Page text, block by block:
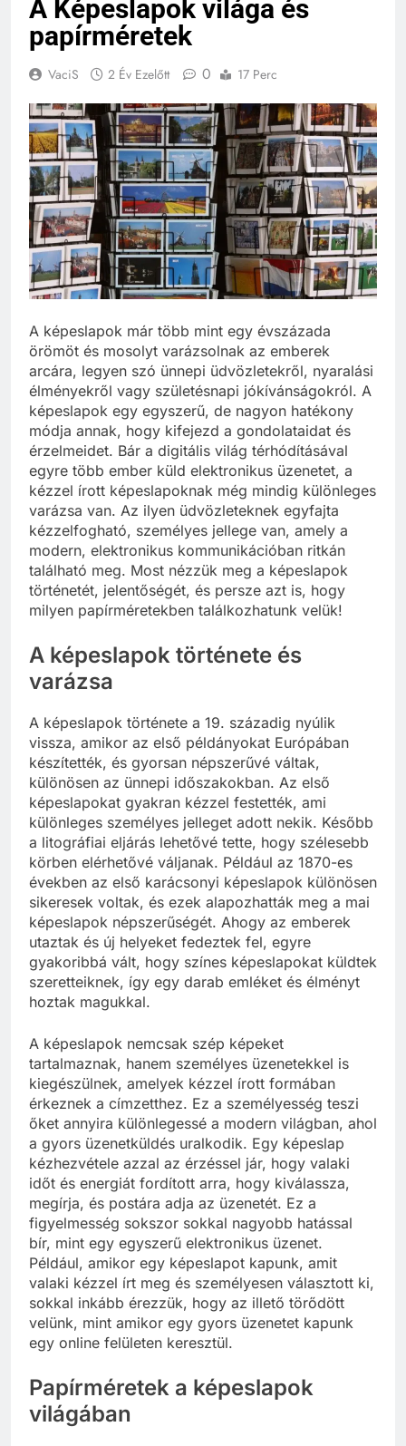
A Képeslapok világa és
papírméretek
VaciS 2 Év Ezelőtt 0 17 Perc
A képeslapok már több mint egy évszázada
örömöt és mosolyt varázsolnak az emberek
arcára, legyen szó ünnepi üdvözletekről, nyaralási
élményekről vagy születésnapi jókívánságokról. A
képeslapok egy egyszerű, de nagyon hatékony
módja annak, hogy kifejezd a gondolataidat és
érzelmeidet. Bár a digitális világ térhódításával
egyre több ember küld elektronikus üzenetet, a
kézzel írott képeslapoknak még mindig különleges
varázsa van. Az ilyen üdvözleteknek egyfajta
kézzelfogható, személyes jellege van, amely a
modern, elektronikus kommunikációban ritkán
található meg. Most nézzük meg a képeslapok
történetét, jelentőségét, és persze azt is, hogy
milyen papírméretekben találkozhatunk velük!
A képeslapok története és
varázsa
A képeslapok története a 19. századig nyúlik
vissza, amikor az első példányokat Európában
készítették, és gyorsan népszerűvé váltak,
különösen az ünnepi időszakokban. Az első
képeslapokat gyakran kézzel festették, ami
különleges személyes jelleget adott nekik. Később
a litográfiai eljárás lehetővé tette, hogy szélesebb
körben elérhetővé váljanak. Például az 1870-es
években az első karácsonyi képeslapok különösen
sikeresek voltak, és ezek alapozhatták meg a mai
képeslapok népszerűségét. Ahogy az emberek
utaztak és új helyeket fedeztek fel, egyre
gyakoribbá vált, hogy színes képeslapokat küldtek
szeretteiknek, így egy darab emléket és élményt
hoztak magukkal.
A képeslapok nemcsak szép képeket
tartalmaznak, hanem személyes üzenetekkel is
kiegészülnek, amelyek kézzel írott formában
érkeznek a címzetthez. Ez a személyesség teszi
őket annyira különlegessé a modern világban, ahol
a gyors üzenetküldés uralkodik. Egy képeslap
kézhezvétele azzal az érzéssel jár, hogy valaki
időt és energiát fordított arra, hogy kiválassza,
megírja, és postára adja az üzenetét. Ez a
figyelmesség sokszor sokkal nagyobb hatással
bír, mint egy egyszerű elektronikus üzenet.
Például, amikor egy képeslapot kapunk, amit
valaki kézzel írt meg és személyesen választott ki,
sokkal inkább érezzük, hogy az illető törődött
velünk, mint amikor egy gyors üzenetet kapunk
egy online felületen keresztül.
Papírméretek a képeslapok
világában